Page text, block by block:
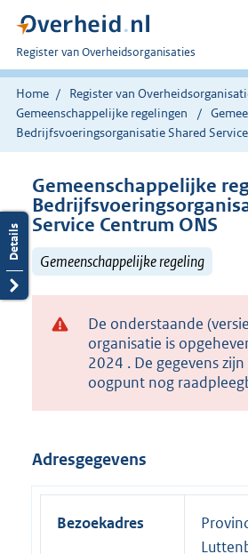
U
bent
nu
hier:
Register van Overheidsorganisaties
Home
Register van
Gemeenschappelijke regelingen
Bedrijfsvoeringsorganisatie Shared
Gemeenschappelijke
Service Centrum ONS
Gemeenschappelijke regeling
De onderstaande
organisatie is
2024 . De gegevens
oogpunt nog
Adresgegevens
Bezoekadres